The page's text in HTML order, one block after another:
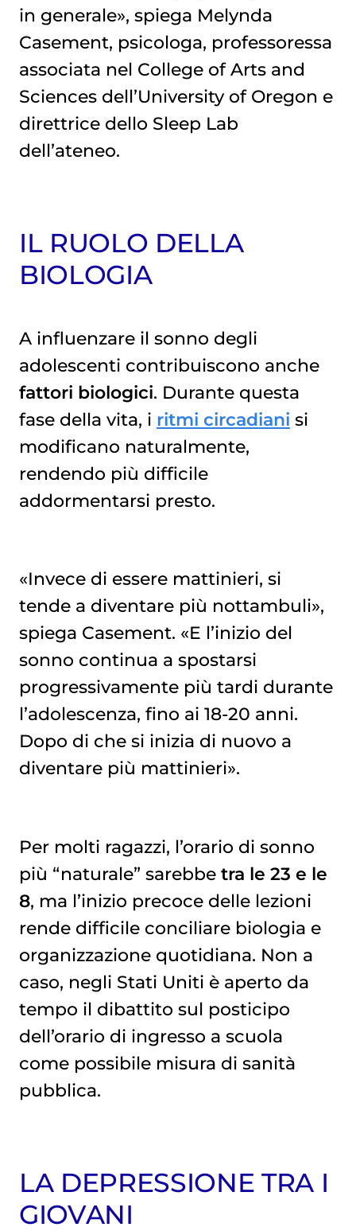
in generale», spiega Melynda
Casement, psicologa, professoressa
associata nel College of Arts and
Sciences dell’University of Oregon e
direttrice dello Sleep Lab
dell’ateneo.
IL RUOLO DELLA
BIOLOGIA
A influenzare il sonno degli
adolescenti contribuiscono anche
fattori biologici. Durante questa
fase della vita, i ritmi circadiani si
modificano naturalmente,
rendendo più difficile
addormentarsi presto.
«Invece di essere mattinieri, si
tende a diventare più nottambuli»,
spiega Casement. «E l’inizio del
sonno continua a spostarsi
progressivamente più tardi durante
l’adolescenza, fino ai 18-20 anni.
Dopo di che si inizia di nuovo a
diventare più mattinieri».
Per molti ragazzi, l’orario di sonno
più “naturale” sarebbetra le 23 e le
8, ma l’inizio precoce delle lezioni
rende difficile conciliare biologia e
organizzazione quotidiana. Non a
caso, negli Stati Uniti è aperto da
tempo il dibattito sul posticipo
dell’orario di ingresso a scuola
come possibile misura di sanità
pubblica.
LA DEPRESSIONE TRA I
GIOVANI